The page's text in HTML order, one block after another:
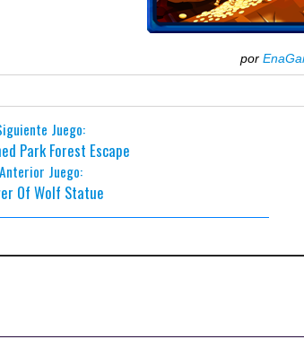
por
Juego:
Park Forest Escape
Anterior Juego:
Of Wolf Statue